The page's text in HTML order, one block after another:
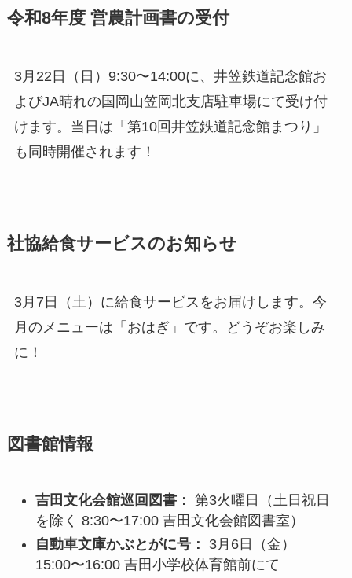
令和8年度 営農計画書の受付
3月22日（日）9:30〜14:00に、井笠鉄道記念館お
よびJA晴れの国岡山笠岡北支店駐車場にて受け付
けます。当日は「第10回井笠鉄道記念館まつり」
も同時開催されます！
社協給食サービスのお知らせ
3月7日（土）に給食サービスをお届けします。今
月のメニューは「おはぎ」です。どうぞお楽しみ
に！
図書館情報
吉田文化会館巡回図書： 第3火曜日（土日祝日
を除く 8:30〜17:00 吉田文化会館図書室）
自動車文庫かぶとがに号：
3月6日（金）
15:00〜16:00 吉田小学校体育館前にて